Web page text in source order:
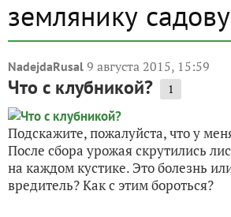
землянику
NadejdaRusal 9 августа 2015, 15:59
Что с клубникой? 1
Подскажите, пожалуйста, что у
После сбора урожая скрутились
на каждом кустике. Это болезнь
вредитель? Как с этим бороться?